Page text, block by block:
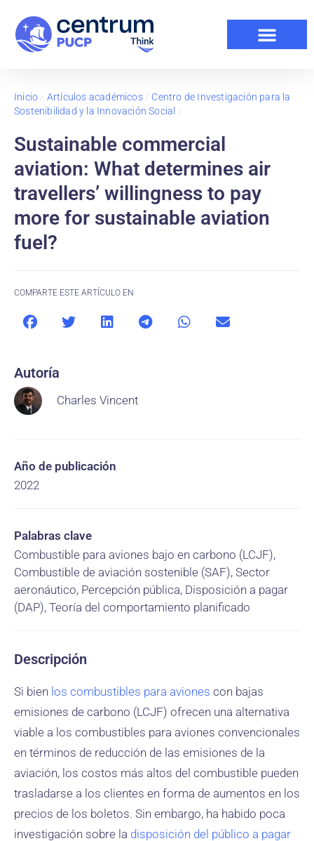
Inicio / Artículos académicos/ Centro de Investigación para la
Sostenibilidad y la Innovación Social /
Sustainable commercial
aviation: What determines air
travellers’ willingness to pay
more for sustainable aviation
fuel?
COMPARTE ESTE ARTÍCULO EN
Autoría
Charles Vincent
Año de publicación
2022
Palabras clave
Combustible para aviones bajo en carbono (LCJF),
Combustible de aviación sostenible (SAF), Sector
aeronáutico, Percepción pública, Disposición a pagar
(DAP), Teoría del comportamiento planificado
Descripción
Si bien los combustibles para aviones con bajas
emisiones de carbono (LCJF) ofrecen una alternativa
viable a los combustibles para aviones convencionales
en términos de reducción de las emisiones de la
aviación, los costos más altos del combustible pueden
trasladarse a los clientes en forma de aumentos en los
precios de los boletos. Sin embargo, ha habido poca
investigación sobre la disposición del público a pagar